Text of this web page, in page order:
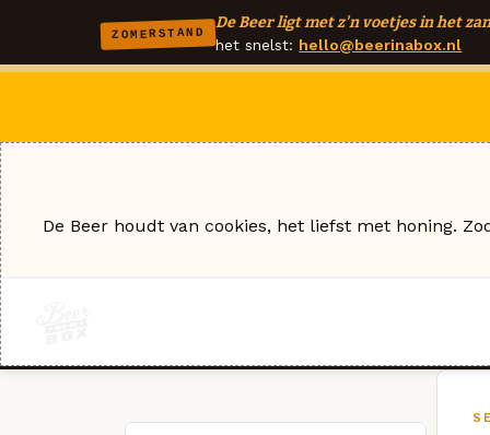
ZOMERSTAND
De Beer ligt met z'n voetjes in het
het snelst: hello@beerinabox.nl
De Beer houdt van cookies, het liefst met honing.